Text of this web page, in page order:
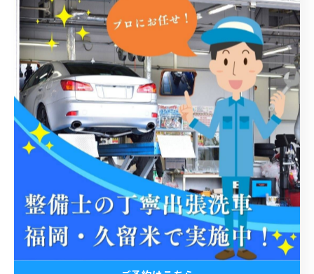
< 前のページ 一覧に戻る 次のページ >
関連タグ
#出張洗車 #久留米市 #福岡
カテゴリー Categories